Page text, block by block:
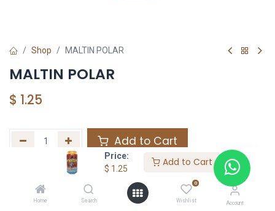
Price:
$ 1.25
Add to Cart
Home Search
0
Wishlist Account
Shop MALTIN POLAR
MALTIN POLAR
$ 1.25
Add to Cart
Agregar a la lista de deseos
Share :